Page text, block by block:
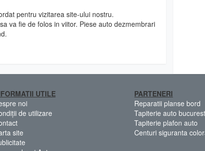
pentru vizitarea site-ului nostru.
va fie de folos in viitor. Piese auto dezmembrari
UTILE
noi
de utilizare
site
PARTENERI
Reparatii planse bord
Tapiterie auto
Tapiterie plafon auto
Centuri siguranta